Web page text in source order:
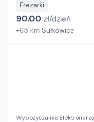
Frezarki
90.00 zł/dzień
+65 km Sułkowice
Wypożyczalnia